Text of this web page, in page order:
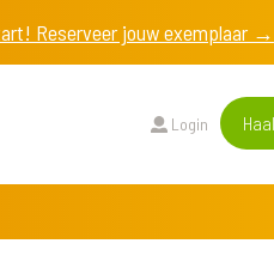
Reserveer jouw exemplaar →
Login